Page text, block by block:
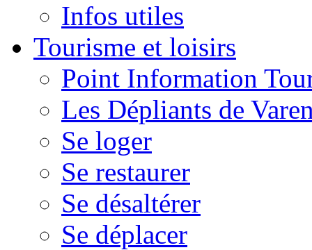
Infos utiles
Tourisme et loisirs
Point Information
Les Dépliants de
Se loger
Se restaurer
Se désaltérer
Se déplacer